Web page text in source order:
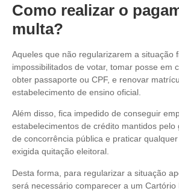
Como realizar o
multa?
Aqueles que não regularizarem a situação
impossibilitados de votar, tomar posse em
obter passaporte ou CPF, e renovar
estabelecimento de ensino oficial.
Além disso, fica impedido de conseguir
estabelecimentos de crédito mantidos pelo
de concorrência pública e praticar
exigida quitação eleitoral.
Desta forma, para regularizar a situação
será necessário comparecer a um Cartório